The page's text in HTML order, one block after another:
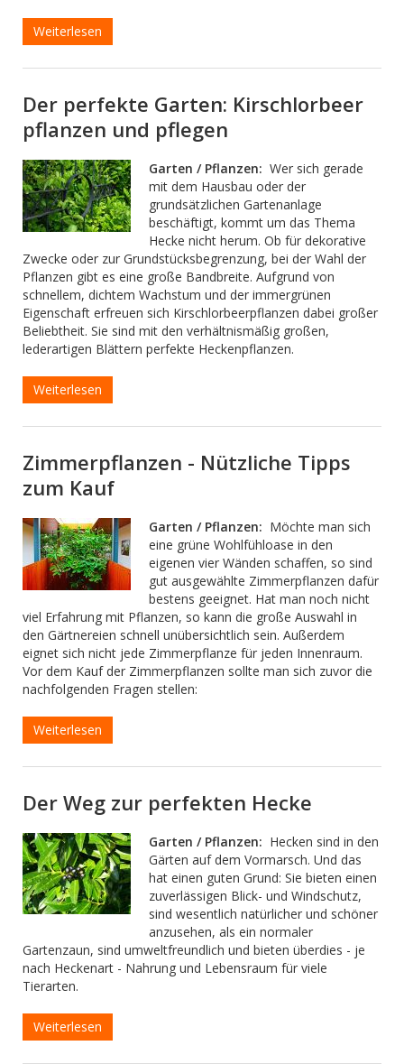
Weiterlesen
Der perfekte Garten: Kirschlorbeer
pflanzen und pflegen
Garten / Pflanzen: Wer sich gerade
mit dem Hausbau oder der
grundsätzlichen Gartenanlage
beschäftigt, kommt um das Thema
Hecke nicht herum. Ob für dekorative
Zwecke oder zur Grundstücksbegrenzung, bei der Wahl der
Pflanzen gibt es eine große Bandbreite. Aufgrund von
schnellem, dichtem Wachstum und der immergrünen
Eigenschaft erfreuen sich Kirschlorbeerpflanzen dabei großer
Beliebtheit. Sie sind mit den verhältnismäßig großen,
lederartigen Blättern perfekte Heckenpflanzen.
Weiterlesen
Zimmerpflanzen - Nützliche Tipps
zum Kauf
Garten / Pflanzen: Möchte man sich
eine grüne Wohlfühloase in den
eigenen vier Wänden schaffen, so sind
gut ausgewählte Zimmerpflanzen dafür
bestens geeignet. Hat man noch nicht
viel Erfahrung mit Pflanzen, so kann die große Auswahl in
den Gärtnereien schnell unübersichtlich sein. Außerdem
eignet sich nicht jede Zimmerpflanze für jeden Innenraum.
Vor dem Kauf der Zimmerpflanzen sollte man sich zuvor die
nachfolgenden Fragen stellen:
Weiterlesen
Der Weg zur perfekten Hecke
Garten / Pflanzen: Hecken sind in den
Gärten auf dem Vormarsch. Und das
hat einen guten Grund: Sie bieten einen
zuverlässigen Blick- und Windschutz,
sind wesentlich natürlicher und schöner
anzusehen, als ein normaler
Gartenzaun, sind umweltfreundlich und bieten überdies - je
nach Heckenart - Nahrung und Lebensraum für viele
Tierarten.
Weiterlesen